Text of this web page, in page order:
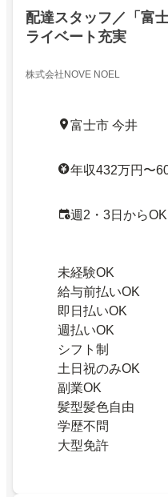
配達スタッフ／「富
ライベート充実
株式会社NOVE NOEL
富士市 今井
年収432万円〜
週2・3日からOK
未経験OK
給与前払いOK
即日払いOK
週払いOK
シフト制
土日祝のみOK
副業OK
髪型髪色自由
学歴不問
大型免許